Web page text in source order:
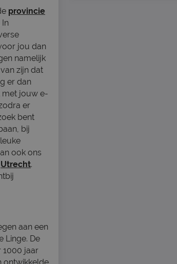
provincie
In
jou dan
namelijk
zijn dat
er dan
met jouw e-
er
bent
bij
ook ons
Utrecht.
aan een
Linge. De
1000 jaar